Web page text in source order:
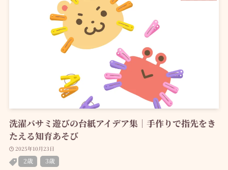
洗濯バサミ遊びの台紙アイデア集｜手作りで指先をき
たえる知育あそび
2025年10月23日
2歳 3歳